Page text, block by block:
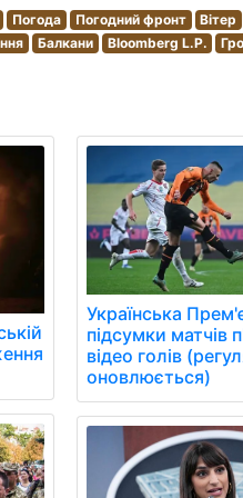
Погода Погодний фронт Вітер
Балкани Bloomberg L.P.
Українська
підсумки матчів
відео голів
оновлюється)